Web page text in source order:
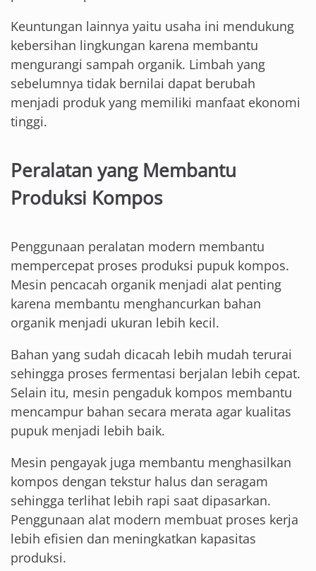
Keuntungan lainnya yaitu usaha ini mendukung
kebersihan lingkungan karena membantu
mengurangi sampah organik. Limbah yang
sebelumnya tidak bernilai dapat berubah
menjadi produk yang memiliki manfaat ekonomi
tinggi.
Peralatan yang Membantu
Produksi Kompos
Penggunaan peralatan modern membantu
mempercepat proses produksi pupuk kompos.
Mesin pencacah organik menjadi alat penting
karena membantu menghancurkan bahan
organik menjadi ukuran lebih kecil.
Bahan yang sudah dicacah lebih mudah terurai
sehingga proses fermentasi berjalan lebih cepat.
Selain itu, mesin pengaduk kompos membantu
mencampur bahan secara merata agar kualitas
pupuk menjadi lebih baik.
Mesin pengayak juga membantu menghasilkan
kompos dengan tekstur halus dan seragam
sehingga terlihat lebih rapi saat dipasarkan.
Penggunaan alat modern membuat proses kerja
lebih efisien dan meningkatkan kapasitas
produksi.